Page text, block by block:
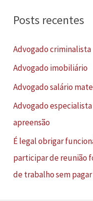
i
p
o
r
:
Posts recentes
Advogado criminalista
Advogado imobiliário
Advogado salário
Advogado
apreensão
É legal obrigar
participar de reunião
de trabalho sem